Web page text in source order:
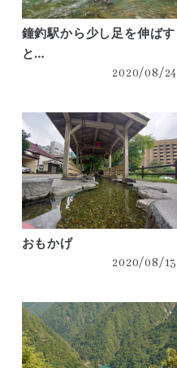
鐘釣駅から少し足を伸ばす
と…
2020/08/24
おもかげ
2020/08/13